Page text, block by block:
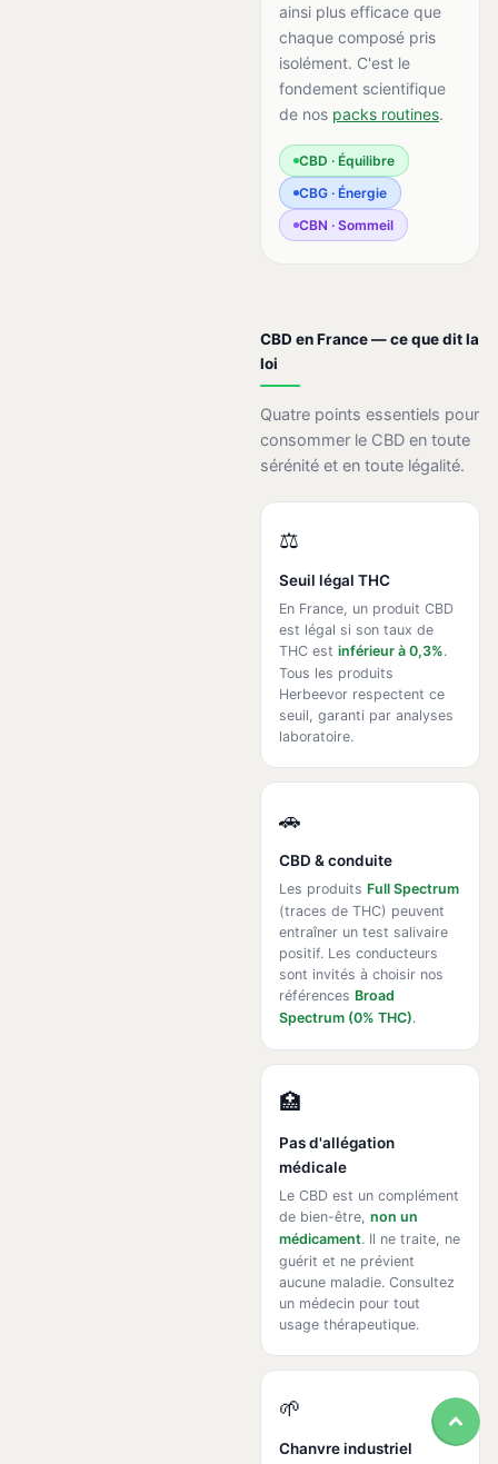
ainsi plus efficace que
chaque composé pris
isolément. C'est le
fondement scientifique
de nos packs routines.
CBD · Équilibre
CBG · Énergie
CBN · Sommeil
CBD en France — ce que dit la
loi
Quatre points essentiels pour
consommer le CBD en toute
sérénité et en toute légalité.
⚖️
Seuil légal THC
En France, un produit CBD
est légal si son taux de
THC est inférieur à 0,3%.
Tous les produits
Herbeevor respectent ce
seuil, garanti par analyses
laboratoire.
🚗
CBD & conduite
Les produits Full Spectrum
(traces de THC) peuvent
entraîner un test salivaire
positif. Les conducteurs
sont invités à choisir nos
références Broad
Spectrum (0% THC).
🏥
Pas d'allégation
médicale
Le CBD est un complément
de bien-être, non un
médicament. Il ne traite, ne
guérit et ne prévient
aucune maladie. Consultez
un médecin pour tout
usage thérapeutique.
🌱
Chanvre industriel